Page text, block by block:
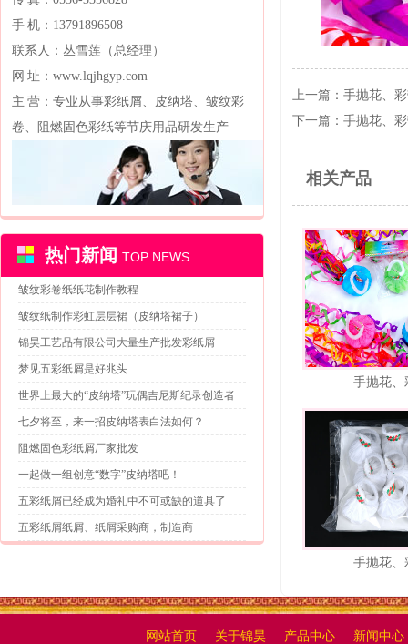
手 机：13791896508
联系人：丛雪莲（总经理）
网 址：www.lqjhgyp.com
主 营：专业从事彩纸屑、皮纳塔、皱纹彩
卷、阻燃固色彩纸等节庆用品研发生产
热门新闻 TOP NEWS
皱纹彩卷纸纸花制作教程
皱纹纸制作彩虹层层裙（皮纳塔裙子）
锦昊工艺品有限公司大量生产批发彩纸屑
梦见五彩纸屑是好兆头
世界上最大的“皮纳塔”玩偶吉尼斯纪录创造者
七夕将至，来一招皮纳塔表白法如何？
阻燃固色彩纸屑厂家批发
一起做一组创意“数字”皮纳塔吧！
五彩纸屑已经成为婚礼中不可或缺的道具了
五彩纸屑纸屑、纸屑采购商，制造商
上一篇： 手抛花、
下一篇： 手抛花、
相关产品
手抛花、
手抛花、
网站首页 关于锦昊 产品中心 新闻中心